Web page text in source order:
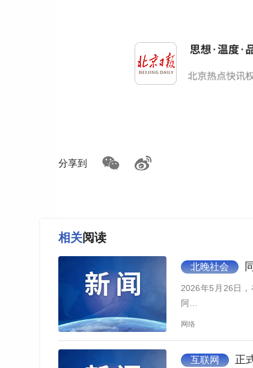
分享到
相关阅读
北晚社会
2026年5月26日
阿…
网络
互联网 正